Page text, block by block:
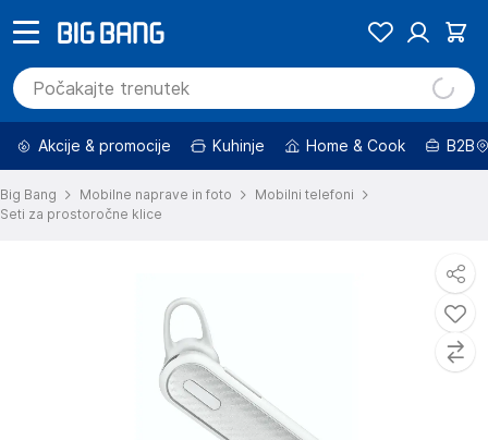
Akcije & promocije Kuhinje Home & Cook B2B
Big Bang Mobilne naprave in foto
Mobilni telefoni
Seti za prostoročne klice